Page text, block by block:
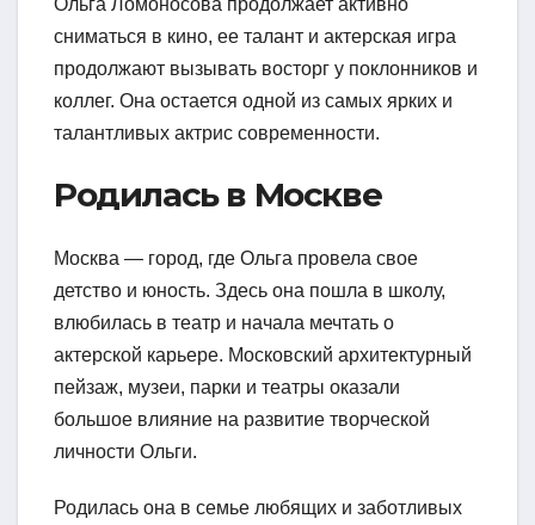
сниматься в кино, ее талант и актерская игра
продолжают вызывать восторг у поклонников и
коллег. Она остается одной из самых ярких и
талантливых актрис современности.
Родилась в Москве
Москва — город, где Ольга провела свое
детство и юность. Здесь она пошла в школу,
влюбилась в театр и начала мечтать о
актерской карьере. Московский архитектурный
пейзаж, музеи, парки и театры оказали
большое влияние на развитие творческой
личности Ольги.
Родилась она в семье любящих и заботливых